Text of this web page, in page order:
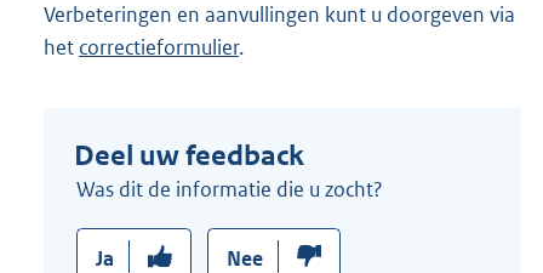
Verbeteringen en aanvullingen kunt u doorgeven via
het correctieformulier.
Deel uw feedback
Was dit de informatie die u zocht?
Ja Nee